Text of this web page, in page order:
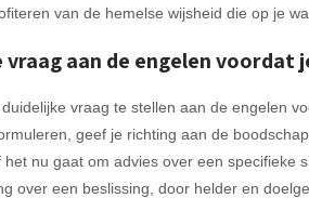
van de hemelse wijsheid die op je
vraag aan de engelen
vraag te stellen aan de engelen
geef je richting aan de
nu gaat om advies over een specifieke
over een beslissing, door helder en